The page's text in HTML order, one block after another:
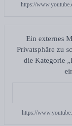
https://
Ein externes
Privatsphäre zu
die Kategorie
https://